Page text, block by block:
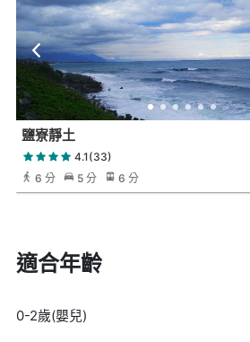
鹽寮靜土
4.1(33)
6 分
5 分 6 分
適合年齡
0-2歲(嬰兒)